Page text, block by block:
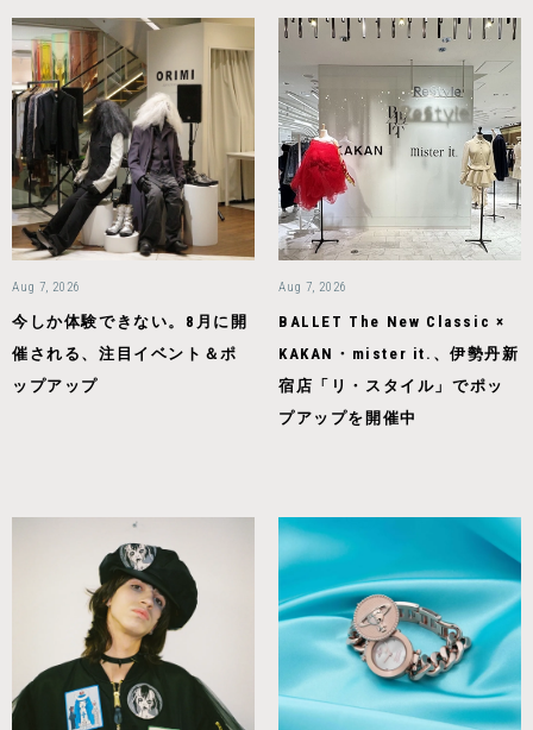
Aug 7, 2026
今しか体験できない。8月に開
催される、注目イベント＆ポ
ップアップ
Aug 7, 2026
BALLET The New Classic ×
KAKAN・mister it.、伊勢丹新
宿店「リ・スタイル」でポッ
プアップを開催中